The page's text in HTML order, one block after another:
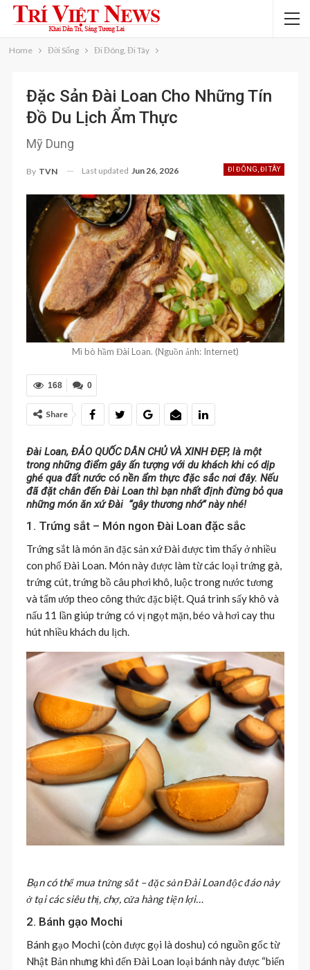
Home Đời Sống Đi Đông, Đi Tây
Đặc Sản Đài Loan Cho Những Tín
Đồ Du Lịch Ẩm Thực
Mỹ Dung
ĐI ĐÔNG, ĐI TÂY
By TVN Last updated Jun 26, 2026
Mì bò hầm Đài Loan. (Nguồn ảnh: Internet)
0
168
Share
Đài Loan, ĐẢO QUỐC DÂN CHỦ VÀ XINH ĐẸP, là một
trong những điểm gây ấn tượng với du khách khi có dịp
ghé qua đất nước có nền ẩm thực đặc sắc nơi đây. Nếu
đã đặt chân đến Đài Loan thì bạn nhất định đừng bỏ qua
những món ăn xứ Đài “gây thương nhớ” này nhé!
1. Trứng sắt – Món ngon Đài Loan đặc sắc
Trứng sắt là món ăn đặc sản xứ Đài được tìm thấy ở nhiều
con phố Đài Loan. Món này được làm từ các loại trứng gà,
trứng cút, trứng bồ câu phơi khô, luộc trong nước tương
và tẩm ướp theo công thức đặc biệt. Quá trình sấy khô và
nấu 11 lần giúp trứng có vị ngọt mặn, béo và hơi cay thu
hút nhiều khách du lịch.
Bạn có thể mua trứng sắt – đặc sản Đài Loan độc đáo này
ở tại các siêu thị, chợ, cửa hàng tiện lợi…
2. Bánh gạo Mochi
Bánh gạo Mochi (còn được gọi là doshu) có nguồn gốc từ
Nhật Bản nhưng khi đến Đài Loan loại bánh này được “biến